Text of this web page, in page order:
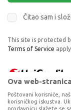
Čitao sam i
This site is protected
Terms of Service
Ova web-
Poštovani korisniče,
korisničkog iskustva.
prodavnicu slažete se